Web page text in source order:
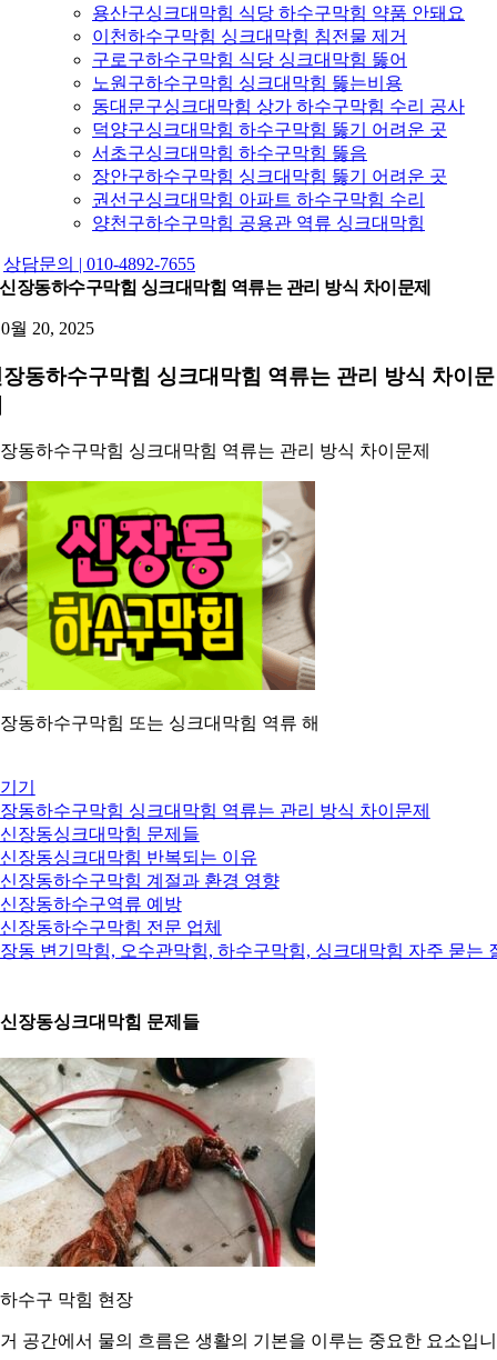
용산구싱크대막힘 식당 하수구막힘 약품 안돼요
이천하수구막힘 싱크대막힘 침전물 제거
구로구하수구막힘 식당 싱크대막힘 뚫어
노원구하수구막힘 싱크대막힘 뚫는비용
동대문구싱크대막힘 상가 하수구막힘 수리 공사
덕양구싱크대막힘 하수구막힘 뚫기 어려운 곳
서초구싱크대막힘 하수구막힘 뚫음
장안구하수구막힘 싱크대막힘 뚫기 어려운 곳
권선구싱크대막힘 아파트 하수구막힘 수리
양천구하수구막힘 공용관 역류 싱크대막힘
상담문의 | 010-4892-7655
신장동하수구막힘 싱크대막힘 역류는 관리 방식 차이문제
월 20, 2025
동하수구막힘 싱크대막힘 역류는 관리 방식 차이문
동하수구막힘 싱크대막힘 역류는 관리 방식 차이문제
동하수구막힘 또는 싱크대막힘 역류 해
기
동하수구막힘 싱크대막힘 역류는 관리 방식 차이문제
장동싱크대막힘 문제들
장동싱크대막힘 반복되는 이유
장동하수구막힘 계절과 환경 영향
장동하수구역류 예방
장동하수구막힘 전문 업체
동 변기막힘, 오수관막힘, 하수구막힘, 싱크대막힘 자주 묻는
장동싱크대막힘 문제들
수구 막힘 현장
공간에서 물의 흐름은 생활의 기본을 이루는 중요한 요소입니